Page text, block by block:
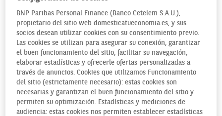
BNP Paribas Personal Finance (Banco Cetelem S.A.U.),
propietario del sitio web domesticatueconomia.es, y sus
socios desean utilizar cookies con su consentimiento previo.
Las cookies se utilizan para asegurar su conexión, garantizar
el buen funcionamiento del sitio, facilitar su navegación,
elaborar estadísticas y ofrecerle ofertas personalizadas a
través de anuncios. Cookies que utilizamos Funcionamiento
del sitio (estrictamente necesario): estas cookies son
necesarias y garantizan el buen funcionamiento del sitio y
permiten su optimización. Estadísticas y mediciones de
audiencia: estas cookies nos permiten establecer estadísticas